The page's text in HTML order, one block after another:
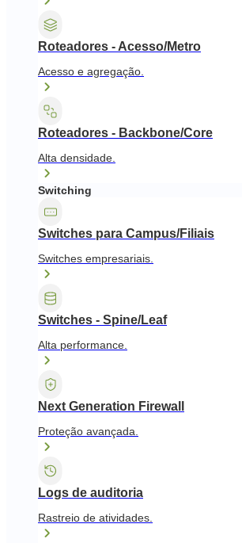
Roteadores - Acesso/Metro
Acesso e agregação.
Roteadores - Backbone/Core
Alta densidade.
Switching
Switches para Campus/Filiais
Switches empresariais.
Switches - Spine/Leaf
Alta performance.
Next Generation Firewall
Proteção avançada.
Logs de auditoria
Rastreio de atividades.